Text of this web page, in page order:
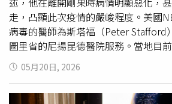
不少風險。全球醫療認證機構（
Accreditation）執行長史蒂芬諾（
Stephano）指出，患者返國後若發生
以追究海外醫療責任；此外，各國醫
材標準、語言溝通等都可能影響治療
有國際病患服務部門的醫院不到5%，
走，凸顯此次疫情的嚴峻程度。美國
病毒的醫師為斯塔福（Peter Stafford
圖里省的尼揚昆德醫院服務。當地目
的核心區域。Serge組織東非與中非
Myhre）透露，當斯塔福準備搭機轉
05月20日, 2026